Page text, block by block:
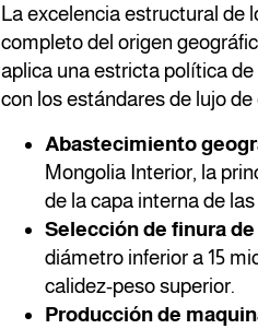
La excelencia estructural de
completo del origen
aplica una estricta política
con los estándares de lujo de
Abastecimiento
Mongolia Interior, la
de la capa interna de
Selección de finura
diámetro inferior a 15
calidez-peso superior.
Producción de